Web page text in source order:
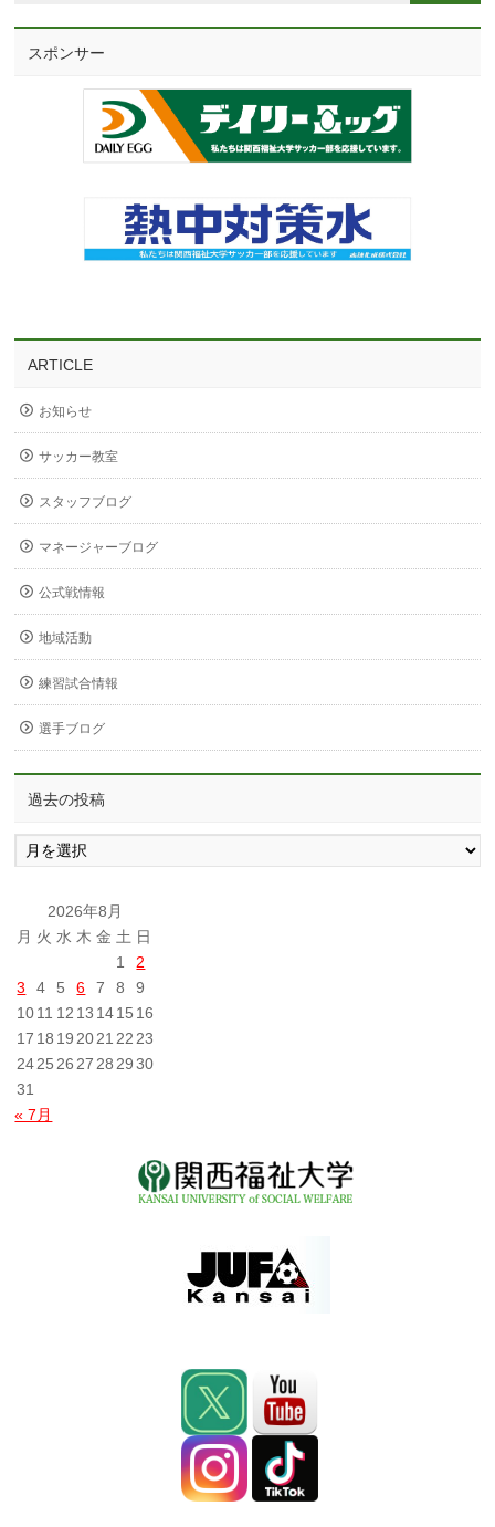
スポンサー
ARTICLE
お知らせ
サッカー教室
スタッフブログ
マネージャーブログ
公式戦情報
地域活動
練習試合情報
選手ブログ
過去の投稿
過
去
稿
2026年8月
月 火 水 木 金 土 日
1
2
3
4 5 6 7 8
9
1011 12 13 1415 16
17 18 19 2021 22 23
2425 26 27 28 29 30
31
« 7月